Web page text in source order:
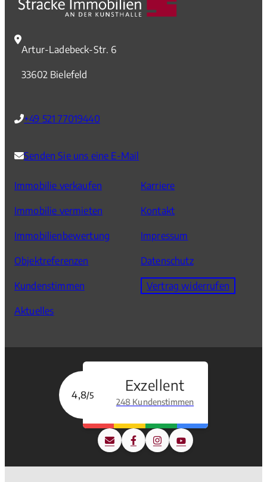
Artur-Ladebeck-Str. 6
33602 Bielefeld
+49 521 77019440
Senden Sie uns eine E-Mail
Immobilie verkaufen
Immobilie vermieten
Immobilienbewertung
Objektreferenzen
Kundenstimmen
Aktuelles
Karriere
Kontakt
Impressum
Datenschutz
Vertrag widerrufen
4,8/5
Exzellent
248 Kundenstimmen